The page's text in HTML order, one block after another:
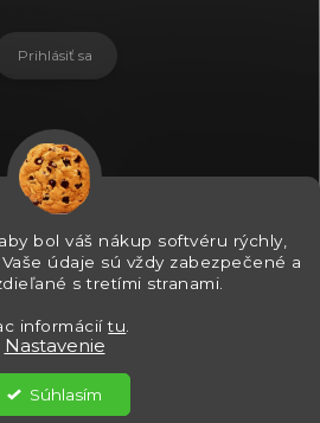
bol váš nákup softvéru rýchly,
údaje sú vždy zabezpečené a
s tretími stranami.
informáciítu
Nastavenie
Súhlasím
Prihlásiť sa
Shoptet Premium
. Všetky práva vyhradené.